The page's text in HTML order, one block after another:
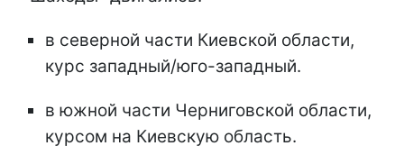
в северной части Киевской области,
курс западный/юго-западный.
в южной части Черниговской области,
курсом на Киевскую область.